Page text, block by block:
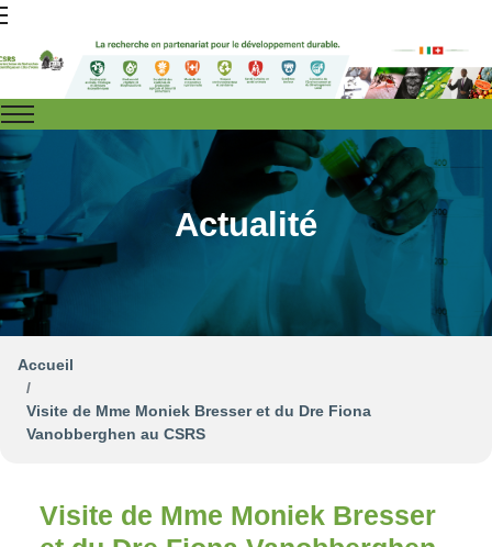
Actualité
Accueil
Visite de Mme Moniek Bresser et du Dre Fiona
Vanobberghen au CSRS
Visite de Mme Moniek Bresser